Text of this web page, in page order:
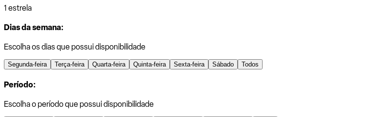
1 estrela
Dias da semana:
Escolha os dias que possui disponibilidade
Segunda-feira Terça-feira Quarta-feira Quinta-feira Sexta-feira Sábado Todos
Período:
Escolha o período que possui disponibilidade